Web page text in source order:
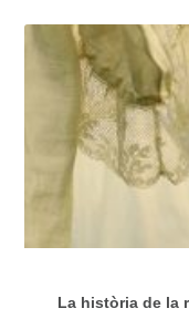
La història de la